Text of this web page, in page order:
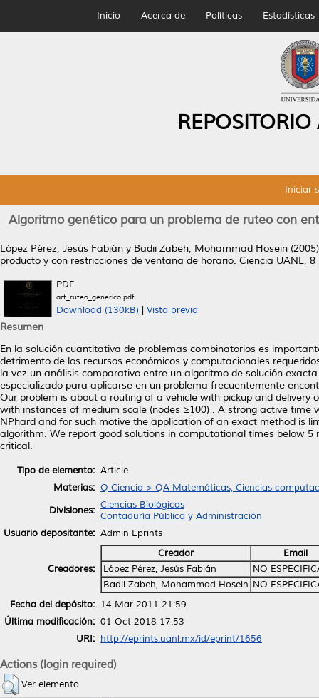
Inicio Acerca de Políticas Estadísticas
Iniciar
Algoritmo genético para un problema de ruteo con
López Pérez, Jesús Fabián y Badii Zabeh, Mohammad Hosein
producto y con restricciones de ventana de horario. Ciencia UANL, 8
PDF
art_ruteo_generico.pdf
Download (130kB) Vista previa
Resumen
En la solución cuantitativa de problemas combinatorios es
detrimento de los recursos económicos y computacionales
la vez un análisis comparativo entre un algoritmo de solución
especializado para aplicarse en un problema frecuentemente
Our problem is about a routing of a vehicle with pickup and
with instances of medium scale (nodes ≥100) . A strong active
NPhard and for such motive the application of an exact method is
algorithm. We report good solutions in computational times below
critical.
Tipo de elemento: Article
Materias: Q Ciencia > QA Matemáticas, Ciencias
Divisiones: Ciencias Biológicas
Contaduría Pública y Administración
Usuario depositante: Admin Eprints
Creadores:
Creador
Email
López Pérez, Jesús Fabián
NO
Badii Zabeh, Mohammad Hosein NO
Fecha del depósito: 14 Mar 2011 21:59
Última modificación: 01 Oct 2018 17:53
URI: http://eprints.uanl.mx/id/eprint/1656
Actions (login required)
Ver elemento